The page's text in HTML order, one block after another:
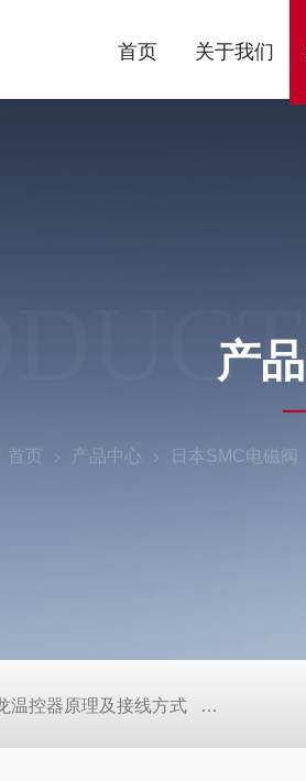
首页 关于我们
产
首页 产品中心 日本SMC电磁阀
温控器原理及接线方式 日本SMC